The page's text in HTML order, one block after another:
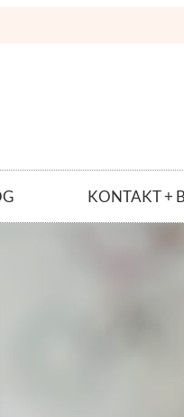
KONTAKT +